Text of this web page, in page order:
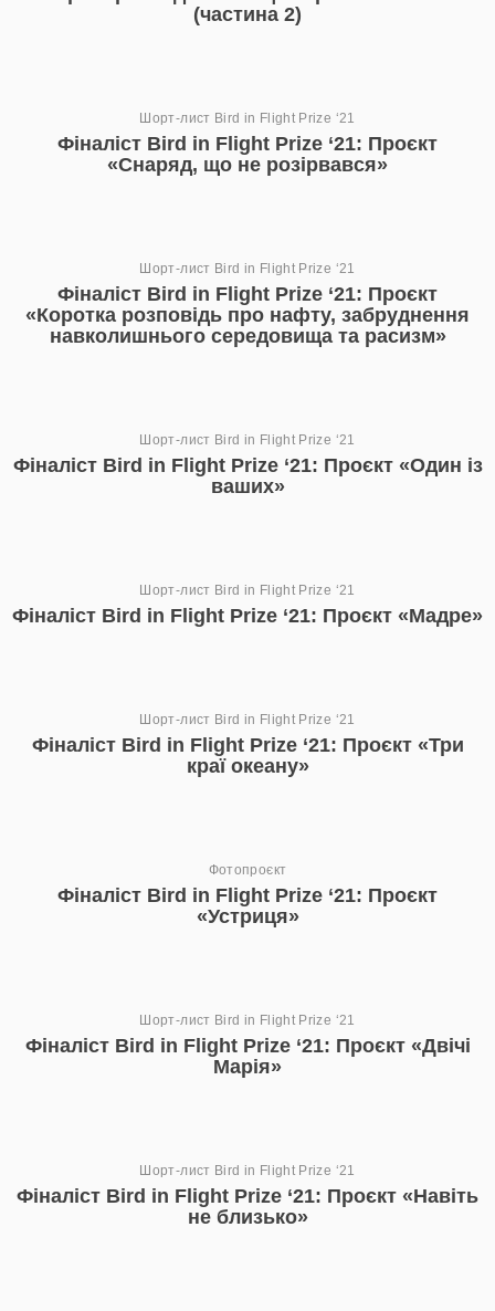
(частина 2)
Шорт-лист Bird in Flight Prize ‘21
Фіналіст Bird in Flight Prize ‘21: Проєкт
«Снаряд, що не розірвався»
Шорт-лист Bird in Flight Prize ‘21
Фіналіст Bird in Flight Prize ‘21: Проєкт
«Коротка розповідь про нафту, забруднення
навколишнього середовища та расизм»
Шорт-лист Bird in Flight Prize ‘21
Фіналіст Bird in Flight Prize ‘21: Проєкт «Один із
ваших»
Шорт-лист Bird in Flight Prize ‘21
Фіналіст Bird in Flight Prize ‘21: Проєкт «Мадре»
Шорт-лист Bird in Flight Prize ‘21
Фіналіст Bird in Flight Prize ‘21: Проєкт «Три
краї океану»
Фотопроєкт
Фіналіст Bird in Flight Prize ‘21: Проєкт
«Устриця»
Шорт-лист Bird in Flight Prize ‘21
Фіналіст Bird in Flight Prize ‘21: Проєкт «Двічі
Марія»
Шорт-лист Bird in Flight Prize ‘21
Фіналіст Bird in Flight Prize ‘21: Проєкт «Навіть
не близько»